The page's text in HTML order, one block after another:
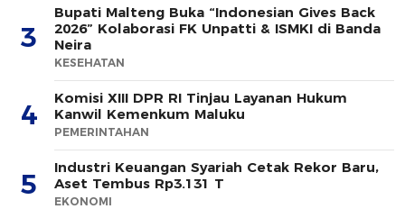
3
Bupati Malteng Buka “Indonesian Gives Back
2026” Kolaborasi FK Unpatti & ISMKI di Banda
Neira
KESEHATAN
4
Komisi XIII DPR RI Tinjau Layanan Hukum
Kanwil Kemenkum Maluku
PEMERINTAHAN
5
Industri Keuangan Syariah Cetak Rekor Baru,
Aset Tembus Rp3.131 T
EKONOMI